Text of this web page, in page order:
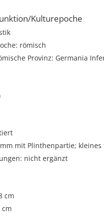
Kulturepoche
römisch
Provinz: Germania
mit Plinthenpartie;
nicht ergänzt
cm
cm